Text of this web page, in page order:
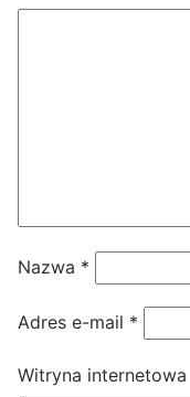
Nazwa *
Adres e-mail *
Witryna internetowa